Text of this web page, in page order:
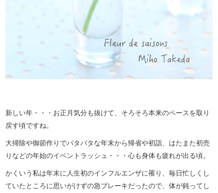
新しい年・・・お正月気分も抜けて、そろそろ本来のペースを取り
戻す頃ですね。
大掃除や御節作りでバタバタな年末から帰省や初詣、はたまた初売
りなどの年始のイベントラッシュ・・・心も身体も疲れが出る頃。
かくいう私は年末に人生初のインフルエンザに罹り、毎日忙しくし
ていたところに思いがけずの急ブレーキだったので、体が鈍ってし